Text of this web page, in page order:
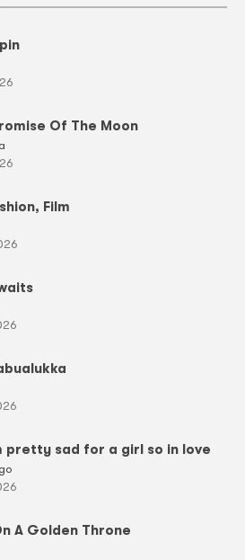
Of The Moon
Film
pretty sad for a girl so in love
A Golden Throne